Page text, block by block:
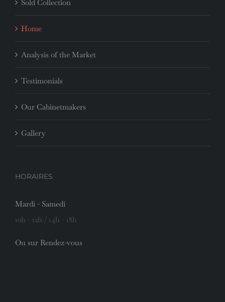
Sold Collection
Home
Analysis of the Market
Testimonials
Our Cabinetmakers
Gallery
HORAIRES
Mardi - Samedi
10h - 12h / 14h - 18h
Ou sur Rendez-vous